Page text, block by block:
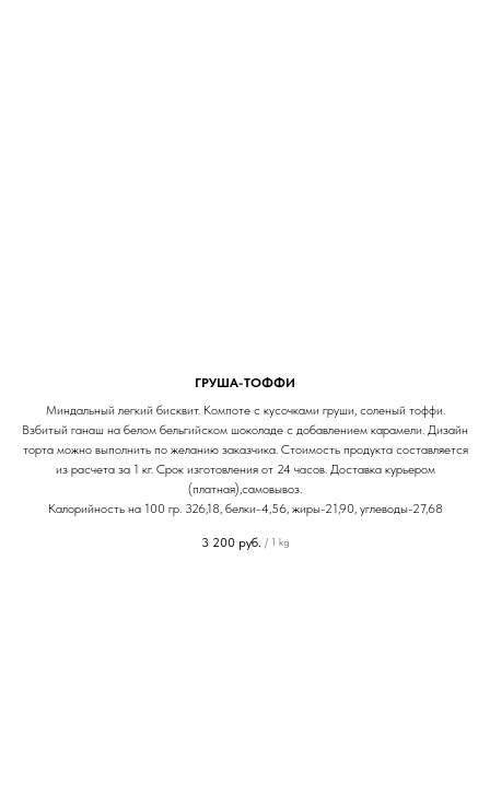
ГРУША-ТОФФИ
Миндальный легкий бисквит. Компоте с кусочками груши, соленый тоффи.
Взбитый ганаш на белом бельгийском шоколаде с добавлением карамели. Дизайн
торта можно выполнить по желанию заказчика. Стоимость продукта составляется
из расчета за 1 кг. Срок изготовления от 24 часов. Доставка курьером
(платная),самовывоз.
Калорийность на 100 гр. 326,18, белки-4,56, жиры-21,90, углеводы-27,68
3 200 руб. / 1 kg